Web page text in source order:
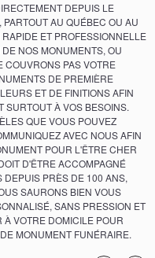
DEPUIS LE
AU QUÉBEC OU AU
ET PROFESSIONNELLE
NOS MONUMENTS, OU
COUVRONS PAS VOTRE
DE PREMIÈRE
ET DE FINITIONS AFIN
SURTOUT À VOS BESOINS.
QUE VOUS POUVEZ
AVEC NOUS AFIN
POUR L'ÊTRE CHER
D'ÊTRE ACCOMPAGNÉ
DEPUIS PRÈS DE 100 ANS,
SAURONS BIEN VOUS
SANS PRESSION ET
VOTRE DOMICILE POUR
MONUMENT FUNÉRAIRE.